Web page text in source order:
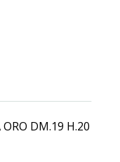
DM.19 H.20